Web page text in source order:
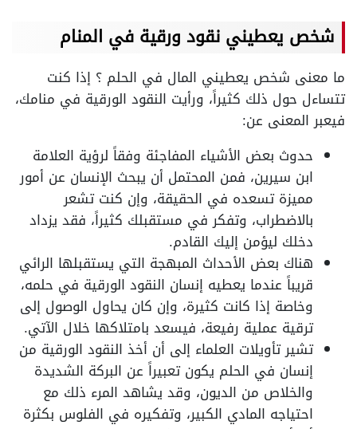
شخص يعطيني نقود ورقية في المنام
ما معنى شخص يعطيني المال في الحلم ؟ إذا كنت
تتساءل حول ذلك كثيراً، ورأيت النقود الورقية في منامك،
فيعبر المعنى عن:
حدوث بعض الأشياء المفاجئة وفقاً لرؤية العلامة
ابن سيرين، فمن المحتمل أن يبحث الإنسان عن أمور
مميزة تسعده في الحقيقة، وإن كنت تشعر
بالاضطراب، وتفكر في مستقبلك كثيراً، فقد يزداد
دخلك ليؤمن إليك القادم.
هناك بعض الأحداث المبهجة التي يستقبلها الرائي
قريباً عندما يعطيه إنسان النقود الورقية في حلمه،
وخاصة إذا كانت كثيرة، وإن كان يحاول الوصول إلى
ترقية عملية رفيعة، فيسعد بامتلاكها خلال الآتي.
تشير تأويلات العلماء إلى أن أخذ النقود الورقية من
إنسان في الحلم يكون تعبيراً عن البركة الشديدة
والخلاص من الديون، وقد يشاهد المرء ذلك مع
احتياجه المادي الكبير، وتفكيره في الفلوس بكثرة